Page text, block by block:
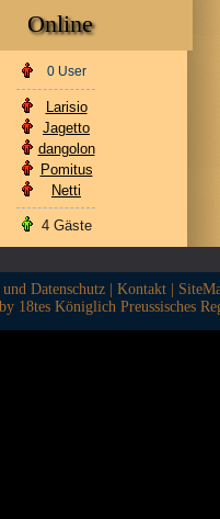
Online
0 User
Larisio
Jagetto
dangolon
Pomitus
Netti
4 Gäste
Datenschutz Kontakt
18tes Königlich Preussisches